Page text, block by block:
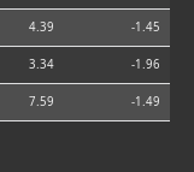
4.39 -1.45
3.34 -1.96
7.59 -1.49